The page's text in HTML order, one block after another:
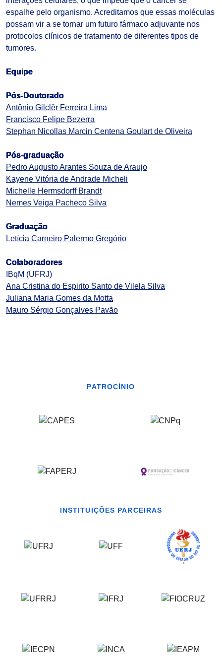
espalhe pelo organismo. Acreditamos que essas moléculas
possam vir a se tornar um futuro fármaco adjuvante nos
protocolos clínicos de tratamento de diferentes tipos de
tumores.
Equipe
Pós-Doutorado
Antônio Gilclêr Ferreira Lima
Francisco Felipe Bezerra
Stephan Nicollas Marcin Centena Goulart de Oliveira
Pós-graduação
Pedro Augusto Arantes Souza de Araujo
Kayene Vitória de Andrade Micheli
Michelle Hermsdorff Brandt
Nemes Veiga Pacheco Silva
Graduação
Letícia Carneiro Palermo Gregório
Colaboradores
IBqM (UFRJ)
Ana Cristina do Espirito Santo de Vilela Silva
Juliana Maria Gomes da Motta
Mauro Sérgio Gonçalves Pavão
PATROCÍNIO
INSTITUIÇÕES PARCEIRAS